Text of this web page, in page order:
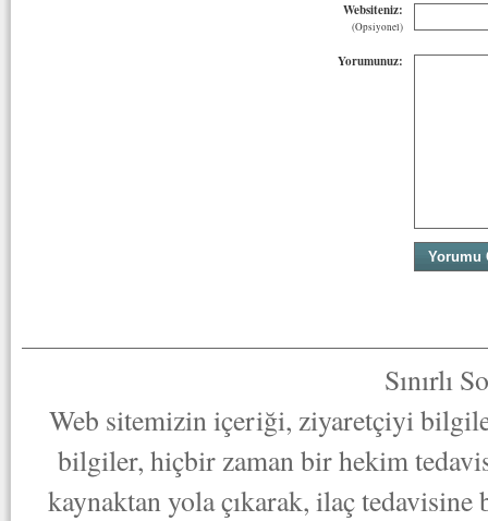
Websiteniz:
(Opsiyonel)
Yorumunuz:
Sınırlı
Web sitemizin içeriği, ziyaretçiyi
bilgiler, hiçbir zaman bir hekim
kaynaktan yola çıkarak, ilaç